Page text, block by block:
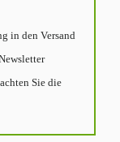
in den Versand
Sie die